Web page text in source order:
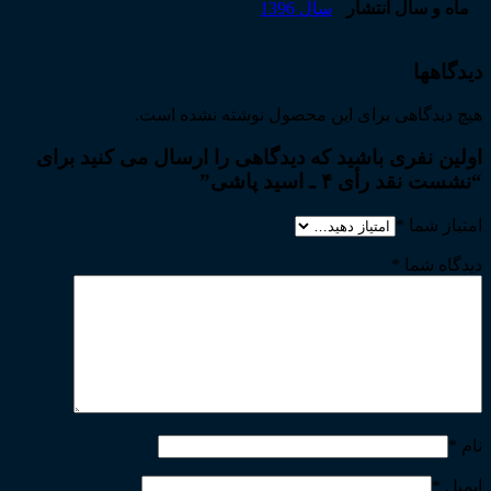
ماه و سال انتشار سال 1396
دیدگاهها
هیچ دیدگاهی برای این محصول نوشته نشده است.
اولین نفری باشید که دیدگاهی را ارسال می کنید برای
“نشست نقد رأی ۴ ـ اسید پاشی”
امتیاز شما *
دیدگاه شما *
نام *
ایمیل *